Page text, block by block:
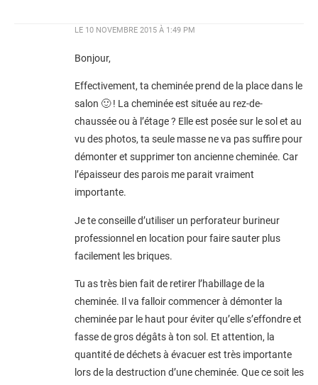
LE 10 NOVEMBRE 2015 À 1:49 PM
Bonjour,
Effectivement, ta cheminée prend de la place dans le
salon 🙂 ! La cheminée est située au rez-de-
chaussée ou à l’étage ? Elle est posée sur le sol et au
vu des photos, ta seule masse ne va pas suffire pour
démonter et supprimer ton ancienne cheminée. Car
l’épaisseur des parois me parait vraiment
importante.
Je te conseille d’utiliser un perforateur burineur
professionnel en location pour faire sauter plus
facilement les briques.
Tu as très bien fait de retirer l’habillage de la
cheminée. Il va falloir commencer à démonter la
cheminée par le haut pour éviter qu’elle s’effondre et
fasse de gros dégâts à ton sol. Et attention, la
quantité de déchets à évacuer est très importante
lors de la destruction d’une cheminée. Que ce soit les